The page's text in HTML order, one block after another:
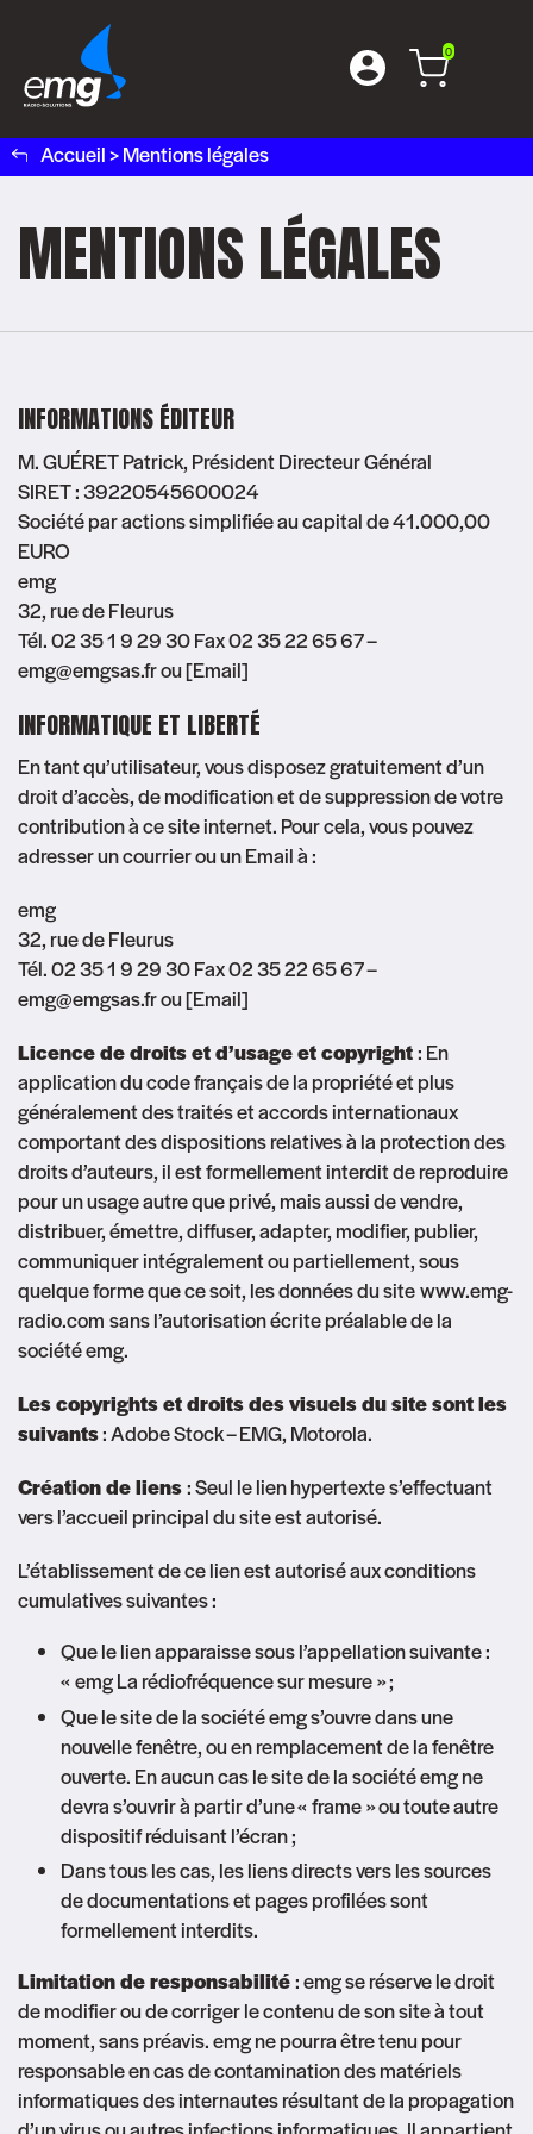
0
Accueil>Mentions légales
MENTIONS LÉGALES
INFORMATIONS ÉDITEUR
M. GUÉRET Patrick, Président Directeur Général
SIRET : 39220545600024
Société par actions simplifiée au capital de 41.000,00
EURO
emg
32, rue de Fleurus
Tél. 02 35 1 9 29 30 Fax 02 35 22 65 67 –
emg@emgsas.fr ou [Email]
INFORMATIQUE ET LIBERTÉ
En tant qu’utilisateur, vous disposez gratuitement d’un
droit d’accès, de modification et de suppression de votre
contribution à ce site internet. Pour cela, vous pouvez
adresser un courrier ou un Email à :
emg
32, rue de Fleurus
Tél. 02 35 1 9 29 30 Fax 02 35 22 65 67 –
emg@emgsas.fr ou [Email]
Licence de droits et d’usage et copyright: En
application du code français de la propriété et plus
généralement des traités et accords internationaux
comportant des dispositions relatives à la protection des
droits d’auteurs, il est formellement interdit de reproduire
pour un usage autre que privé, mais aussi de vendre,
distribuer, émettre, diffuser, adapter, modifier, publier,
communiquer intégralement ou partiellement, sous
quelque forme que ce soit, les données du sitewww.emg-
radio.com sans l’autorisation écrite préalable de la
société emg.
Les copyrights et droits des visuels du site sont les
suivants: Adobe Stock – EMG, Motorola.
Création de liens: Seul le lien hypertexte s’effectuant
vers l’accueil principal du site est autorisé.
L’établissement de ce lien est autorisé aux conditions
cumulatives suivantes :
Que le lien apparaisse sous l’appellation suivante :
« emg La rédiofréquence sur mesure » ;
Que le site de la société emg s’ouvre dans une
nouvelle fenêtre, ou en remplacement de la fenêtre
ouverte. En aucun cas le site de la société emg ne
devra s’ouvrir à partir d’une « frame » ou toute autre
dispositif réduisant l’écran ;
Dans tous les cas, les liens directs vers les sources
de documentations et pages profilées sont
formellement interdits.
Limitation de responsabilité: emg se réserve le droit
de modifier ou de corriger le contenu de son site à tout
moment, sans préavis. emg ne pourra être tenu pour
responsable en cas de contamination des matériels
informatiques des internautes résultant de la propagation